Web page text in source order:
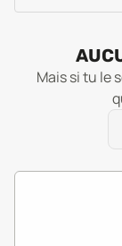
Mais si tu le